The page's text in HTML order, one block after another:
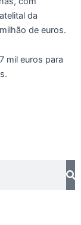
da
de euros.
mil euros para